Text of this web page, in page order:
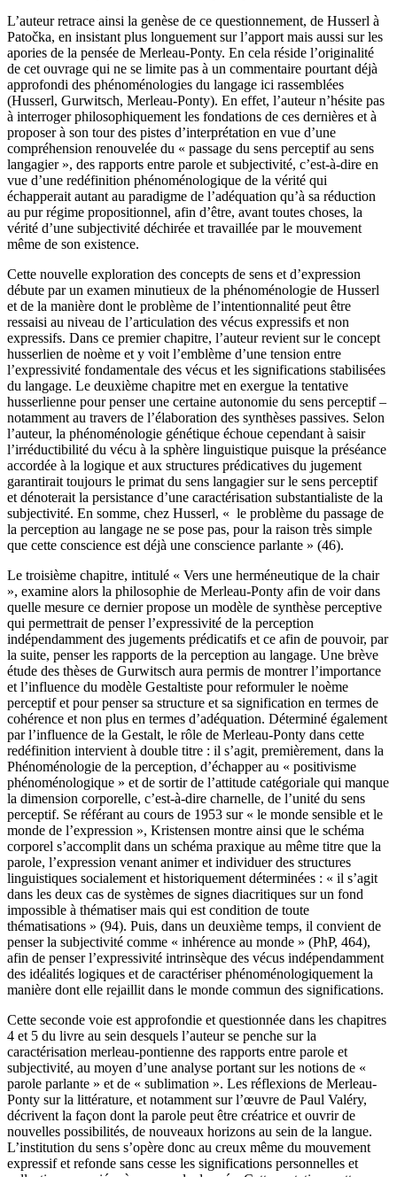
L’auteur retrace ainsi la genèse de ce questionnement, de Husserl à
Patočka, en insistant plus longuement sur l’apport mais aussi sur les
apories de la pensée de Merleau-Ponty. En cela réside l’originalité
de cet ouvrage qui ne se limite pas à un commentaire pourtant déjà
approfondi des phénoménologies du langage ici rassemblées
(Husserl, Gurwitsch, Merleau-Ponty). En effet, l’auteur n’hésite pas
à interroger philosophiquement les fondations de ces dernières et à
proposer à son tour des pistes d’interprétation en vue d’une
compréhension renouvelée du « passage du sens perceptif au sens
langagier », des rapports entre parole et subjectivité, c’est-à-dire en
vue d’une redéfinition phénoménologique de la vérité qui
échapperait autant au paradigme de l’adéquation qu’à sa réduction
au pur régime propositionnel, afin d’être, avant toutes choses, la
vérité d’une subjectivité déchirée et travaillée par le mouvement
même de son existence.
Cette nouvelle exploration des concepts de sens et d’expression
débute par un examen minutieux de la phénoménologie de Husserl
et de la manière dont le problème de l’intentionnalité peut être
ressaisi au niveau de l’articulation des vécus expressifs et non
expressifs. Dans ce premier chapitre, l’auteur revient sur le concept
husserlien de noème et y voit l’emblème d’une tension entre
l’expressivité fondamentale des vécus et les significations stabilisées
du langage. Le deuxième chapitre met en exergue la tentative
husserlienne pour penser une certaine autonomie du sens perceptif –
notamment au travers de l’élaboration des synthèses passives. Selon
l’auteur, la phénoménologie génétique échoue cependant à saisir
l’irréductibilité du vécu à la sphère linguistique puisque la préséance
accordée à la logique et aux structures prédicatives du jugement
garantirait toujours le primat du sens langagier sur le sens perceptif
et dénoterait la persistance d’une caractérisation substantialiste de la
subjectivité. En somme, chez Husserl, « le problème du passage de
la perception au langage ne se pose pas, pour la raison très simple
que cette conscience est déjà une conscience parlante » (46).
Le troisième chapitre, intitulé « Vers une herméneutique de la chair
», examine alors la philosophie de Merleau-Ponty afin de voir dans
quelle mesure ce dernier propose un modèle de synthèse perceptive
qui permettrait de penser l’expressivité de la perception
indépendamment des jugements prédicatifs et ce afin de pouvoir, par
la suite, penser les rapports de la perception au langage. Une brève
étude des thèses de Gurwitsch aura permis de montrer l’importance
et l’influence du modèle Gestaltiste pour reformuler le noème
perceptif et pour penser sa structure et sa signification en termes de
cohérence et non plus en termes d’adéquation. Déterminé également
par l’influence de la Gestalt, le rôle de Merleau-Ponty dans cette
redéfinition intervient à double titre : il s’agit, premièrement, dans la
Phénoménologie de la perception, d’échapper au « positivisme
phénoménologique » et de sortir de l’attitude catégoriale qui manque
la dimension corporelle, c’est-à-dire charnelle, de l’unité du sens
perceptif. Se référant au cours de 1953 sur « le monde sensible et le
monde de l’expression », Kristensen montre ainsi que le schéma
corporel s’accomplit dans un schéma praxique au même titre que la
parole, l’expression venant animer et individuer des structures
linguistiques socialement et historiquement déterminées : « il s’agit
dans les deux cas de systèmes de signes diacritiques sur un fond
impossible à thématiser mais qui est condition de toute
thématisations » (94). Puis, dans un deuxième temps, il convient de
penser la subjectivité comme « inhérence au monde » (PhP, 464),
afin de penser l’expressivité intrinsèque des vécus indépendamment
des idéalités logiques et de caractériser phénoménologiquement la
manière dont elle rejaillit dans le monde commun des significations.
Cette seconde voie est approfondie et questionnée dans les chapitres
4 et 5 du livre au sein desquels l’auteur se penche sur la
caractérisation merleau-pontienne des rapports entre parole et
subjectivité, au moyen d’une analyse portant sur les notions de «
parole parlante » et de « sublimation ». Les réflexions de Merleau-
Ponty sur la littérature, et notamment sur l’œuvre de Paul Valéry,
décrivent la façon dont la parole peut être créatrice et ouvrir de
nouvelles possibilités, de nouveaux horizons au sein de la langue.
L’institution du sens s’opère donc au creux même du mouvement
expressif et refonde sans cesse les significations personnelles et